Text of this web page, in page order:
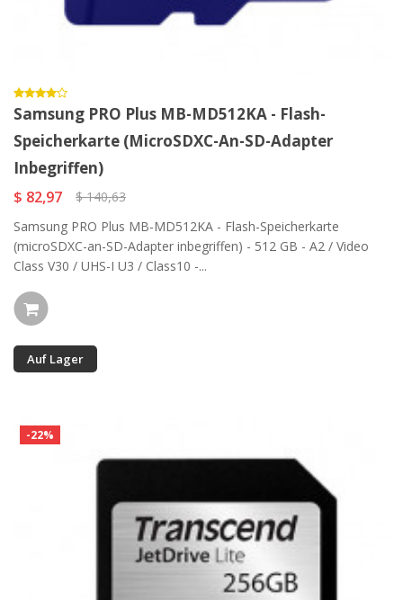
Samsung PRO Plus MB-MD512KA - Flash-
Speicherkarte (microSDXC-An-SD-Adapter
Inbegriffen)
$ 82,97
$ 140,63
Samsung PRO Plus MB-MD512KA - Flash-Speicherkarte
(microSDXC-an-SD-Adapter inbegriffen) - 512 GB - A2 / Video
Class V30 / UHS-I U3 / Class10 -...
Auf Lager
-22%